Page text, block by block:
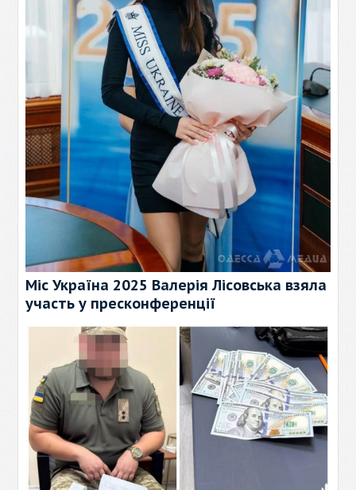
Міс Україна 2025 Валерія Лісовська взяла
участь у пресконференції